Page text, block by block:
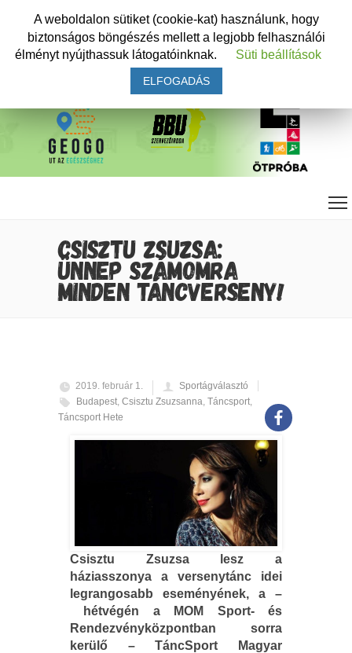
CSISZTU ZSUZSA:
ÜNNEP SZÁMOMRA
MINDEN TÁNCVERSENY!
2019. február 1.
Sportágválasztó
Budapest, Csisztu Zsuzsanna, Táncsport,
Táncsport Hete
Csisztu Zsuzsa lesz a
háziasszonya a versenytánc idei
legrangosabb eseményének, a –
hétvégén a MOM Sport- és
Rendezvényközpontban sorra
kerülő – TáncSport Magyar
A weboldalon sütiket (cookie-kat) használunk, hogy
biztonságos böngészés mellett a legjobb felhasználói
élményt nyújthassuk látogatóinknak.
Süti beállítások
ELFOGADÁS